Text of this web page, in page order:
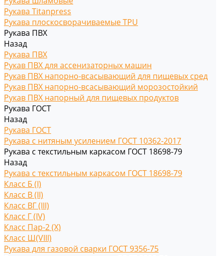
Рукава Titanpress
Рукава плоскосворачиваемые TPU
Рукава ПВХ
Назад
Рукава ПВХ
Рукав ПВХ для ассенизаторных машин
Рукав ПВХ напорно-всасывающий для пищевых сред
Рукав ПВХ напорно-всасывающий морозостойкий
Рукав ПВХ напорный для пищевых продуктов
Рукава ГОСТ
Назад
Рукава ГОСТ
Рукава с нитяным усилением ГОСТ 10362-2017
Рукава с текстильным каркасом ГОСТ 18698-79
Назад
Рукава с текстильным каркасом ГОСТ 18698-79
Класс Б (I)
Класс В (II)
Класс ВГ (III)
Класс Г (IV)
Класс Пар-2 (X)
Класс Ш(VIII)
Рукава для газовой сварки ГОСТ 9356-75